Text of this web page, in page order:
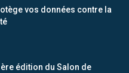
vos données contre la
édition du Salon de